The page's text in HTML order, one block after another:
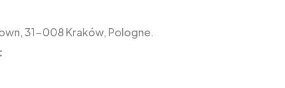
31-008 Kraków, Pologne.